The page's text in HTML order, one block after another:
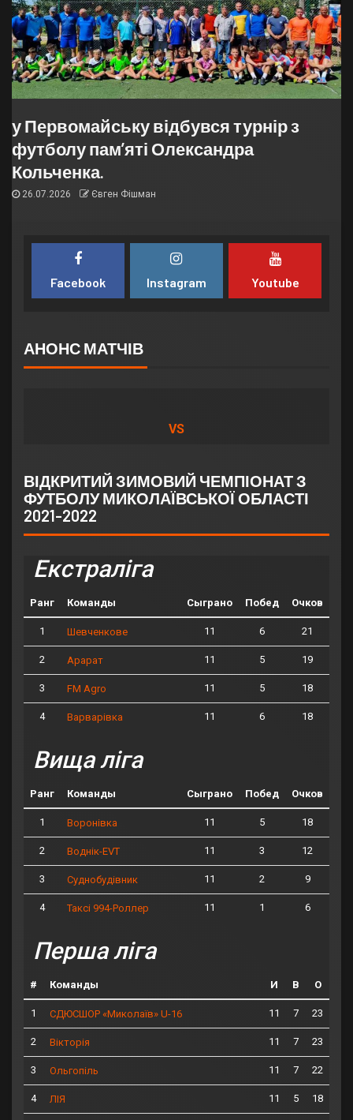
у Первомайську відбувся турнір з
футболу пам’яті Олександра
Кольченка.
26.07.2026 Євген Фішман
Facebook Instagram Youtube
АНОНС МАТЧІВ
VS
ВІДКРИТИЙ ЗИМОВИЙ ЧЕМПІОНАТ З
ФУТБОЛУ МИКОЛАЇВСЬКОЇ ОБЛАСТІ
2021-2022
Екстраліга
Ранг Команды Сыграно Побед Очков
1 Шевченкове 11 6 21
2 Арарат 11 5 19
3 FM Agro 11 5 18
4 Варварівка 11 6 18
Вища ліга
Ранг Команды Сыграно Побед Очков
1 Воронівка 11 5 18
2 Воднік-EVT 11 3 12
3 Суднобудівник 11 2 9
4 Таксі 994-Роллер 11 1 6
Перша ліга
# Команды И В О
1 СДЮСШОР «Миколаїв» U-16 11 7 23
2 Вікторія 11 7 23
3 Ольгопіль 11 7 22
4 ЛІЯ 11 5 18